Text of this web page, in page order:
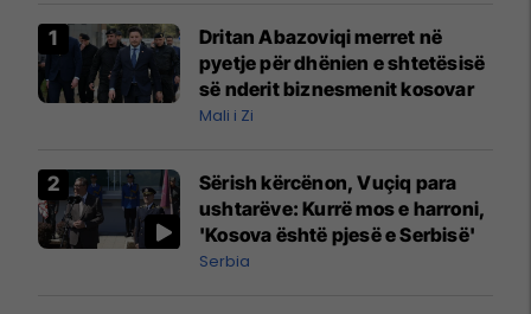
Dritan Abazoviqi merret në
pyetje për dhënien e shtetësisë
së nderit biznesmenit kosovar
Mali i Zi
Sërish kërcënon, Vuçiq para
ushtarëve: Kurrë mos e harroni,
'Kosova është pjesë e Serbisë'
Serbia